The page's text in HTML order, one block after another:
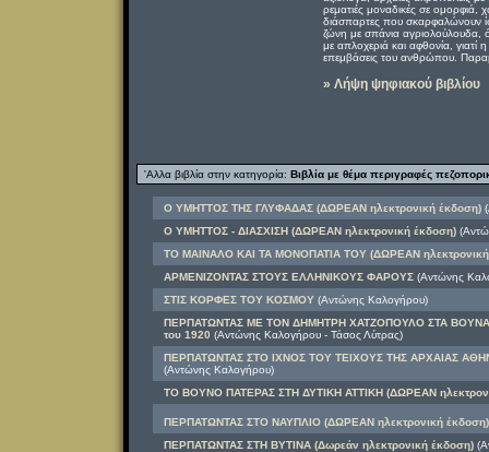
ρεματιές μοναδικές σε ομορφιά,
διάσπαρτες που σκαρφαλώνουν
ζώνη με σπάνια
με απλοχεριά και αφθονία, γιατί
επεμβάσεις του ανθρώπου.
» Λήψη ψηφιακού βιβλίου
'Αλλα βιβλία στην κατηγορία: Βιβλία με θέμα περιγραφές
Ο ΥΜΗΤΤΟΣ ΤΗΣ ΓΛΥΦΑΔΑΣ (ΔΩΡΕΑΝ ηλεκτρονική έκδοση)
Ο ΥΜΗΤΤΟΣ - ΔΙΑΣΧΙΣΗ (ΔΩΡΕΑΝ ηλεκτρονική έκδοση)
ΤΟ ΜΑΙΝΑΛΟ ΚΑΙ ΤΑ ΜΟΝΟΠΑΤΙΑ ΤΟΥ (ΔΩΡΕΑΝ ηλεκτρονική
ΑΡΜΕΝΙΖΟΝΤΑΣ ΣΤΟΥΣ ΕΛΛΗΝΙΚΟΥΣ ΦΑΡΟΥΣ(Αντώνης
ΣΤΙΣ ΚΟΡΦΕΣ ΤΟΥ ΚΟΣΜΟΥ(Αντώνης Καλογήρου)
ΠΕΡΠΑΤΩΝΤΑΣ ΜΕ ΤΟΝ ΔΗΜΗΤΡΗ ΧΑΤΖΟΠΟΥΛΟ ΣΤΑ ΒΟΥΝΑ
του 1920 (Αντώνης Καλογήρου - Τάσος Λύτρας)
ΠΕΡΠΑΤΩΝΤΑΣ ΣΤΟ ΙΧΝΟΣ ΤΟΥ ΤΕΙΧΟΥΣ ΤΗΣ ΑΡΧΑΙΑΣ
(Αντώνης Καλογήρου)
ΤΟ ΒΟΥΝΟ ΠΑΤΕΡΑΣ ΣΤΗ ΔΥΤΙΚΗ ΑΤΤΙΚΗ (ΔΩΡΕΑΝ
ΠΕΡΠΑΤΩΝΤΑΣ ΣΤΟ ΝΑΥΠΛΙΟ (ΔΩΡΕΑΝ ηλεκτρονική έκδοση)
ΠΕΡΠΑΤΩΝΤΑΣ ΣΤΗ ΒΥΤΙΝΑ (Δωρεάν ηλεκτρονική έκδοση)